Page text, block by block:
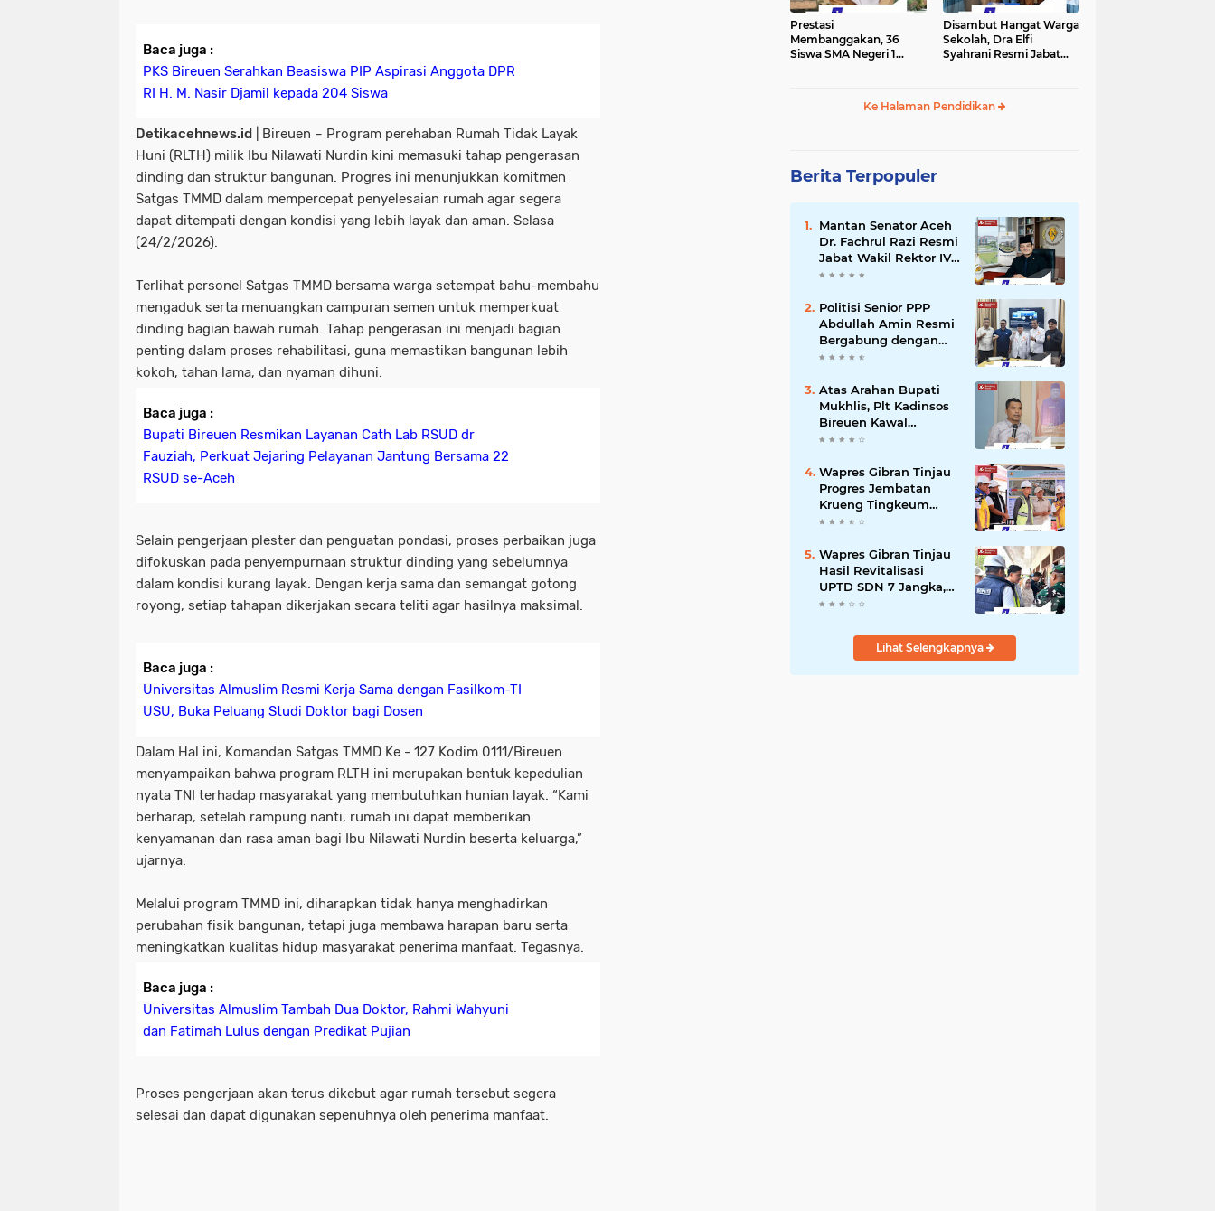
Baca juga :
PKS Bireuen Serahkan Beasiswa PIP Aspirasi Anggota DPR
RI H. M. Nasir Djamil kepada 204 Siswa
Detikacehnews.id | Bireuen – Program perehaban Rumah Tidak Layak
Huni (RLTH) milik Ibu Nilawati Nurdin kini memasuki tahap pengerasan
dinding dan struktur bangunan. Progres ini menunjukkan komitmen
Satgas TMMD dalam mempercepat penyelesaian rumah agar segera
dapat ditempati dengan kondisi yang lebih layak dan aman. Selasa
(24/2/2026).
Terlihat personel Satgas TMMD bersama warga setempat bahu-membahu
mengaduk serta menuangkan campuran semen untuk memperkuat
dinding bagian bawah rumah. Tahap pengerasan ini menjadi bagian
penting dalam proses rehabilitasi, guna memastikan bangunan lebih
kokoh, tahan lama, dan nyaman dihuni.
Baca juga :
Bupati Bireuen Resmikan Layanan Cath Lab RSUD dr
Fauziah, Perkuat Jejaring Pelayanan Jantung Bersama 22
RSUD se-Aceh
Selain pengerjaan plester dan penguatan pondasi, proses perbaikan juga
difokuskan pada penyempurnaan struktur dinding yang sebelumnya
dalam kondisi kurang layak. Dengan kerja sama dan semangat gotong
royong, setiap tahapan dikerjakan secara teliti agar hasilnya maksimal.
Baca juga :
Universitas Almuslim Resmi Kerja Sama dengan Fasilkom-TI
USU, Buka Peluang Studi Doktor bagi Dosen
Dalam Hal ini, Komandan Satgas TMMD Ke - 127 Kodim 0111/Bireuen
menyampaikan bahwa program RLTH ini merupakan bentuk kepedulian
nyata TNI terhadap masyarakat yang membutuhkan hunian layak. “Kami
berharap, setelah rampung nanti, rumah ini dapat memberikan
kenyamanan dan rasa aman bagi Ibu Nilawati Nurdin beserta keluarga,”
ujarnya.
Melalui program TMMD ini, diharapkan tidak hanya menghadirkan
perubahan fisik bangunan, tetapi juga membawa harapan baru serta
meningkatkan kualitas hidup masyarakat penerima manfaat. Tegasnya.
Baca juga :
Universitas Almuslim Tambah Dua Doktor, Rahmi Wahyuni
dan Fatimah Lulus dengan Predikat Pujian
Proses pengerjaan akan terus dikebut agar rumah tersebut segera
selesai dan dapat digunakan sepenuhnya oleh penerima manfaat.
Prestasi
Membanggakan, 36
Siswa SMA Negeri 1
Disambut Hangat Warga
Sekolah, Dra Elfi
Syahrani Resmi Jabat
Ke Halaman Pendidikan
Berita Terpopuler
Mantan Senator Aceh
Dr. Fachrul Razi Resmi
Jabat Wakil Rektor IV
Universitas Kartamulia
Politisi Senior PPP
Abdullah Amin Resmi
Bergabung dengan
PKS Bireuen
Atas Arahan Bupati
Mukhlis, Plt Kadinsos
Bireuen Kawal
Percepatan
Intens Berkoordinasi
dengan Kemensos
Wapres Gibran Tinjau
Progres Jembatan
Krueng Tingkeum
Kuta Blang
Wapres Gibran Tinjau
Hasil Revitalisasi
UPTD SDN 7 Jangka,
Pastikan Pemulihan
Pascabencana
Berjalan OptimalLihat Selengkapnya